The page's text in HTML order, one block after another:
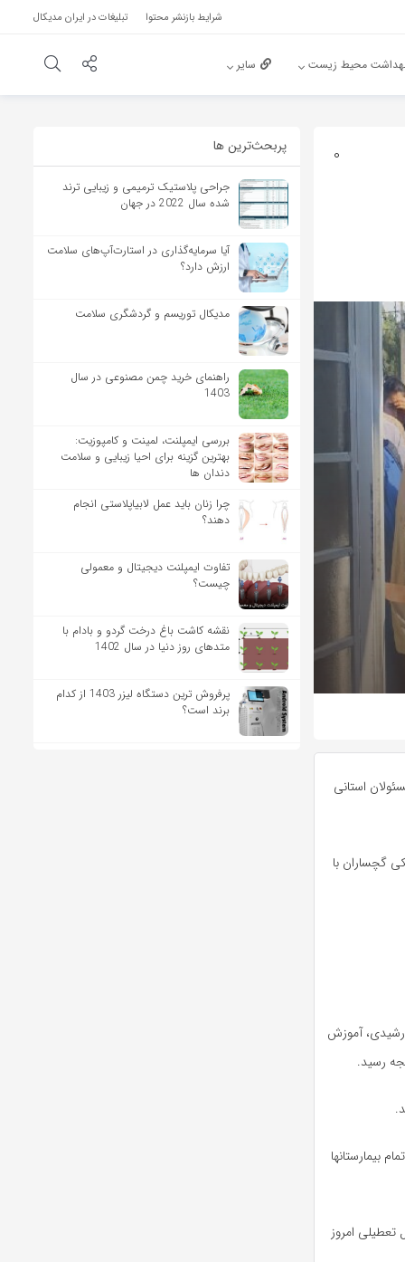
شرایط بازنشر محتوا تبلیغات در ایران مدیکال
محیط زیست سایر
0
استانی
گچساران با
آموزش
رسید.
بیمارستانها
امروز
پربحث‌‌ترین ها
جراحی پلاستیک ترمیمی و زیبایی ترند
شده سال 2022 در جهان
آیا سرمایه‌گذاری در استارت‌آپ‌های سلامت
ارزش دارد؟
مدیکال توریسم و گردشگری سلامت
راهنمای خرید چمن مصنوعی در سال
1403
بررسی ایمپلنت، لمینت و کامپوزیت:
بهترین گزینه برای احیا زیبایی و سلامت
دندان ها
چرا زنان باید عمل لابیاپلاستی انجام
دهند؟
تفاوت ایمپلنت دیجیتال و معمولی
چیست؟
نقشه کاشت باغ درخت گردو و بادام با
متدهای روز دنیا در سال 1402
پرفروش ترین دستگاه لیزر 1403 از کدام
برند است؟